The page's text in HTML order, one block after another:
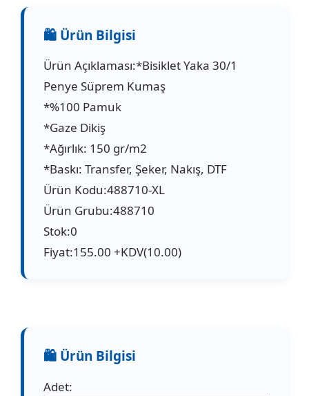
Ürün Açıklaması:*Bisiklet Yaka 30/1
Penye Süprem Kumaş
*%100 Pamuk
*Gaze Dikiş
*Ağırlık: 150 gr/m2
*Baskı: Transfer, Şeker, Nakış, DTF
Ürün Kodu:488710-XL
Ürün Grubu:488710
Stok:0
Fiyat:155.00 +KDV(10.00)
Adet: